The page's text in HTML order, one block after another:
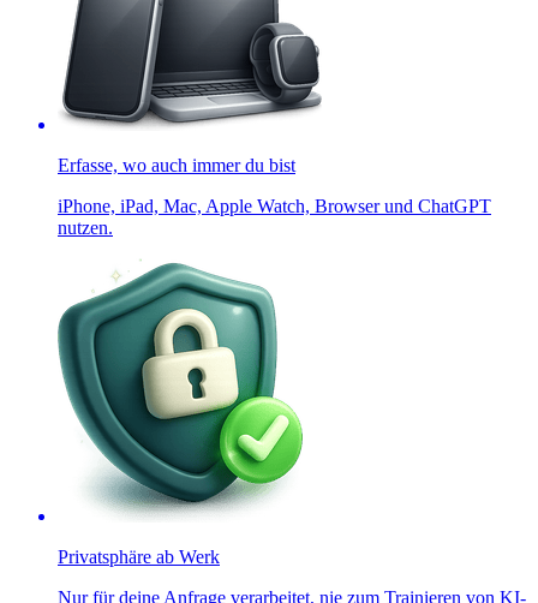
Erfasse, wo auch immer du bist
iPhone, iPad, Mac, Apple Watch, Browser und ChatGPT
nutzen.
Privatsphäre ab Werk
Nur für deine Anfrage verarbeitet, nie zum Trainieren von KI-